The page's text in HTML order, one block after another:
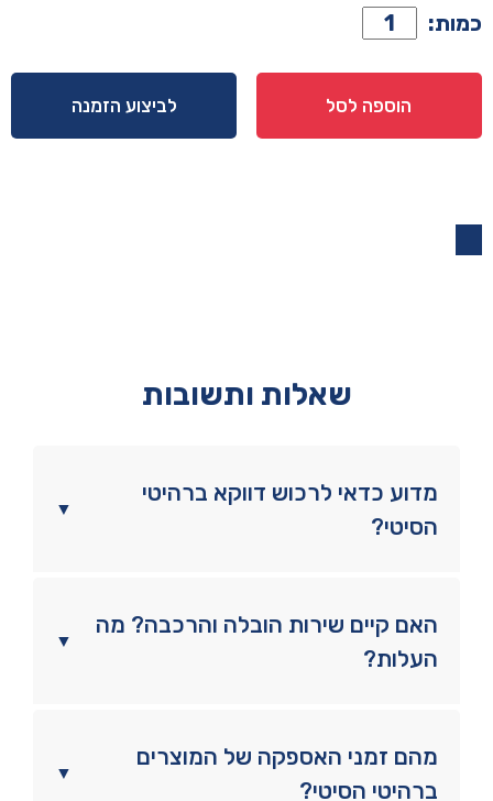
כמות: כמות
של
כיסא
דגם
הוספה לסל לביצוע הזמנה
שאלות ותשובות
▼
מדוע כדאי לרכוש דווקא ברהיטי
הסיטי?
▼
האם קיים שירות הובלה והרכבה? מה
העלות?
▼
מהם זמני האספקה של המוצרים
ברהיטי הסיטי?